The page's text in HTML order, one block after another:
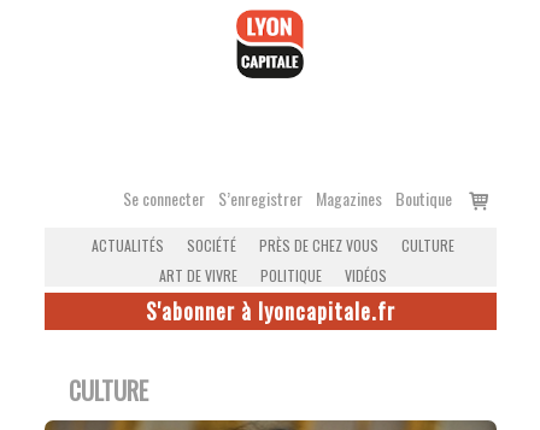
Se connecter S’enregistrer Magazines Boutique
Voir
ACTUALITÉS SOCIÉTÉ PRÈS DE CHEZ VOUS
CULTURE
ART DE VIVRE
POLITIQUE VIDÉOS
S'abonner à lyoncapitale.fr
CULTURE